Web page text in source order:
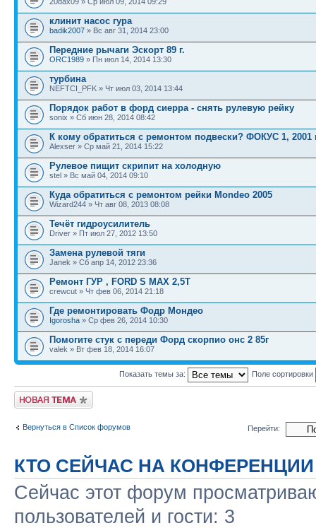
клинит насос гура
badik2007 » Вс авг 31, 2014 23:00
Передние рычаги Эскорт 89 г.
ORC1989 » Пн июл 14, 2014 13:30
турбина
NEFTCI_PFK » Чт июл 03, 2014 13:44
Порядок работ в форд сиерра - снять рулевую рейку
sonix » Сб июн 28, 2014 08:42
К кому обратиться с ремонтом подвески? ФОКУС 1, 2001
Alexser » Ср май 21, 2014 15:22
Рулевое пищит скрипит на холодную
stel » Вс май 04, 2014 09:10
Куда обратиться с ремонтом рейки Mondeo 2005
Wizard244 » Чт авг 08, 2013 08:08
Течёт гидроусилитель
Driver » Пт июл 27, 2012 13:50
Замена рулевой тяги
Janek » Сб апр 14, 2012 23:36
Ремонт ГУР , FORD S MAX 2,5T
crewcut » Чт фев 06, 2014 21:18
Где ремонтировать Фодр Мондео
Igorosha » Ср фев 26, 2014 10:30
Помогите стук с переди Форд скорпио онс 2 85г
valek » Вт фев 18, 2014 16:07
Показать темы за: Поле сортировки
Новая тема
Вернуться в Список форумов Перейти:
КТО СЕЙЧАС НА КОНФЕРЕНЦИИ
Сейчас этот форум
пользователей и гости: 3